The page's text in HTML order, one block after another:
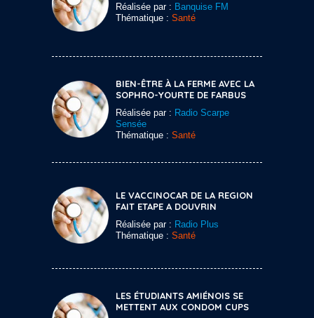
Réalisée par : Banquise FM
Thématique : Santé
BIEN-ÊTRE À LA FERME AVEC LA
SOPHRO-YOURTE DE FARBUS
Réalisée par : Radio Scarpe
Sensée
Thématique : Santé
LE VACCINOCAR DE LA REGION
FAIT ETAPE A DOUVRIN
Réalisée par : Radio Plus
Thématique : Santé
LES ÉTUDIANTS AMIÉNOIS SE
METTENT AUX CONDOM CUPS